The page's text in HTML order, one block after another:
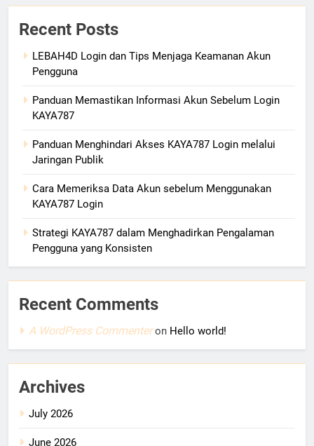
Recent Posts
LEBAH4D Login dan Tips Menjaga Keamanan Akun
Pengguna
Panduan Memastikan Informasi Akun Sebelum Login
KAYA787
Panduan Menghindari Akses KAYA787 Login melalui
Jaringan Publik
Cara Memeriksa Data Akun sebelum Menggunakan
KAYA787 Login
Strategi KAYA787 dalam Menghadirkan Pengalaman
Pengguna yang Konsisten
Recent Comments
A WordPress Commenteron Hello world!
Archives
July 2026
June 2026